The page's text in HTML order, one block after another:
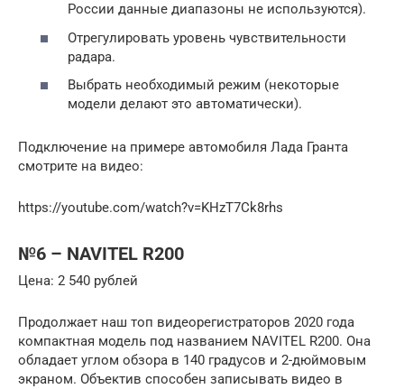
России данные диапазоны не используются).
Отрегулировать уровень чувствительности
радара.
Выбрать необходимый режим (некоторые
модели делают это автоматически).
Подключение на примере автомобиля Лада Гранта
смотрите на видео:
https://youtube.com/watch?v=KHzT7Ck8rhs
№6 – NAVITEL R200
Цена: 2 540 рублей
Продолжает наш топ видеорегистраторов 2020 года
компактная модель под названием NAVITEL R200. Она
обладает углом обзора в 140 градусов и 2-дюймовым
экраном. Объектив способен записывать видео в